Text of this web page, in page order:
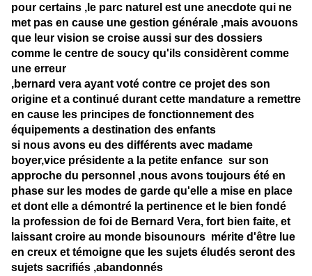
pour certains ,le parc naturel est une anecdote qui ne
met pas en cause une gestion générale ,mais avouons
que leur vision se croise aussi sur des dossiers
comme le centre de soucy qu'ils considèrent comme
une erreur
,bernard vera ayant voté contre ce projet des son
origine et a continué durant cette mandature a remettre
en cause les principes de fonctionnement des
équipements a destination des enfants
si nous avons eu des différents avec madame
boyer,vice présidente a la petite enfance sur son
approche du personnel ,nous avons toujours été en
phase sur les modes de garde qu'elle a mise en place
et dont elle a démontré la pertinence et le bien fondé
la profession de foi de Bernard Vera, fort bien faite, et
laissant croire au monde bisounours mérite d'être lue
en creux et témoigne que les sujets éludés seront des
sujets sacrifiés ,abandonnés